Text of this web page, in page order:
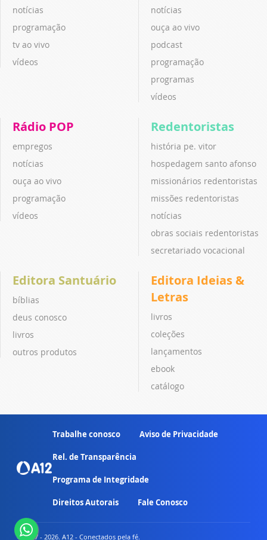
notícias
programação
tv ao vivo
vídeos
notícias
ouça ao vivo
podcast
programação
programas
vídeos
Rádio POP
empregos
notícias
ouça ao vivo
programação
vídeos
Redentoristas
história pe. vitor
hospedagem santo afonso
missionários redentoristas
missões redentoristas
notícias
obras sociais redentoristas
secretariado vocacional
Editora Santuário
bíblias
deus conosco
livros
outros produtos
Editora Ideias &
Letras
livros
coleções
lançamentos
ebook
catálogo
Trabalhe conosco Aviso de Privacidade
Rel. de Transparência
Programa de Integridade
Direitos Autorais Fale Conosco
© 2007 - 2026. A12 - Conectados pela fé.